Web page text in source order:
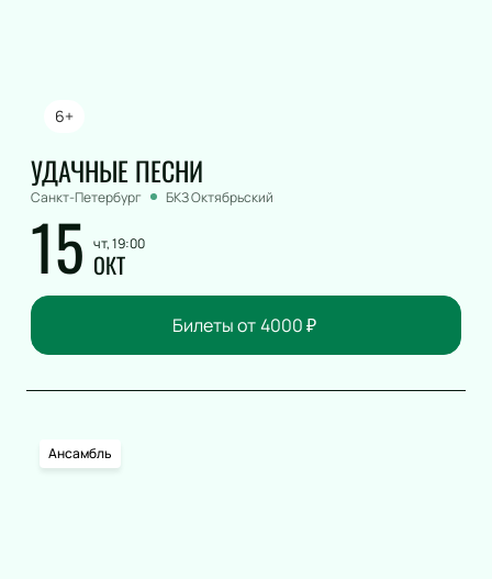
6+
УДАЧНЫЕ ПЕСНИ
Санкт-Петербург БКЗ Октябрьский
15 чт, 19:00
ОКТ
Билеты от 4000₽
Ансамбль